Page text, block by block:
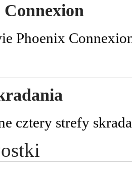
Phoenix
cztery strefy